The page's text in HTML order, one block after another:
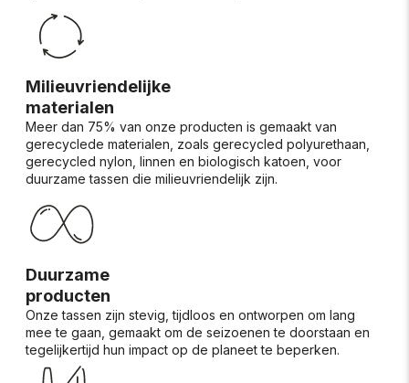
Milieuvriendelijke
materialen
Meer dan 75% van onze producten is gemaakt van
gerecyclede materialen, zoals gerecycled polyurethaan,
gerecycled nylon, linnen en biologisch katoen, voor
duurzame tassen die milieuvriendelijk zijn.
Duurzame
producten
Onze tassen zijn stevig, tijdloos en ontworpen om lang
mee te gaan, gemaakt om de seizoenen te doorstaan en
tegelijkertijd hun impact op de planeet te beperken.